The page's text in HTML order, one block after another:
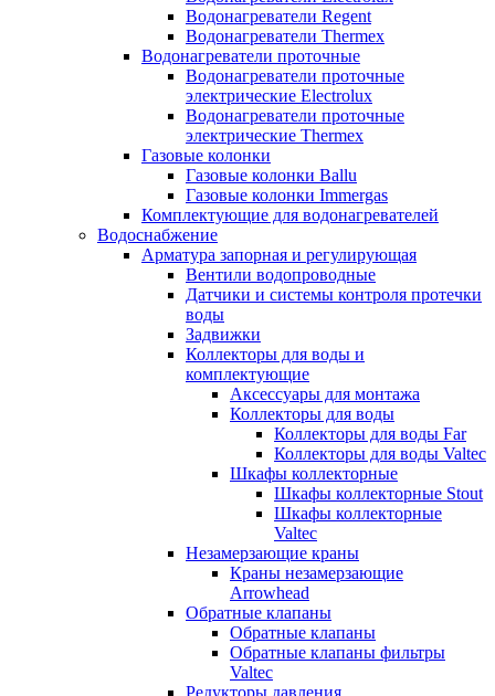
Водонагреватели Regent
Водонагреватели Thermex
Водонагреватели проточные
Водонагреватели проточные
электрические Electrolux
Водонагреватели проточные
электрические Thermex
Газовые колонки
Газовые колонки Ballu
Газовые колонки Immergas
Комплектующие для водонагревателей
Водоснабжение
Арматура запорная и регулирующая
Вентили водопроводные
Датчики и системы контроля протечки
воды
Задвижки
Коллекторы для воды и
комплектующие
Аксессуары для монтажа
Коллекторы для воды
Коллекторы для воды Far
Коллекторы для воды Valtec
Шкафы коллекторные
Шкафы коллекторные Stout
Шкафы коллекторные
Valtec
Незамерзающие краны
Краны незамерзающие
Arrowhead
Обратные клапаны
Обратные клапаны
Обратные клапаны фильтры
Valtec